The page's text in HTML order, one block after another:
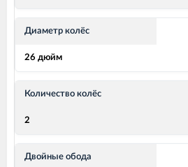
Диаметр колёс
26 дюйм
Количество колёс
2
Двойные обода